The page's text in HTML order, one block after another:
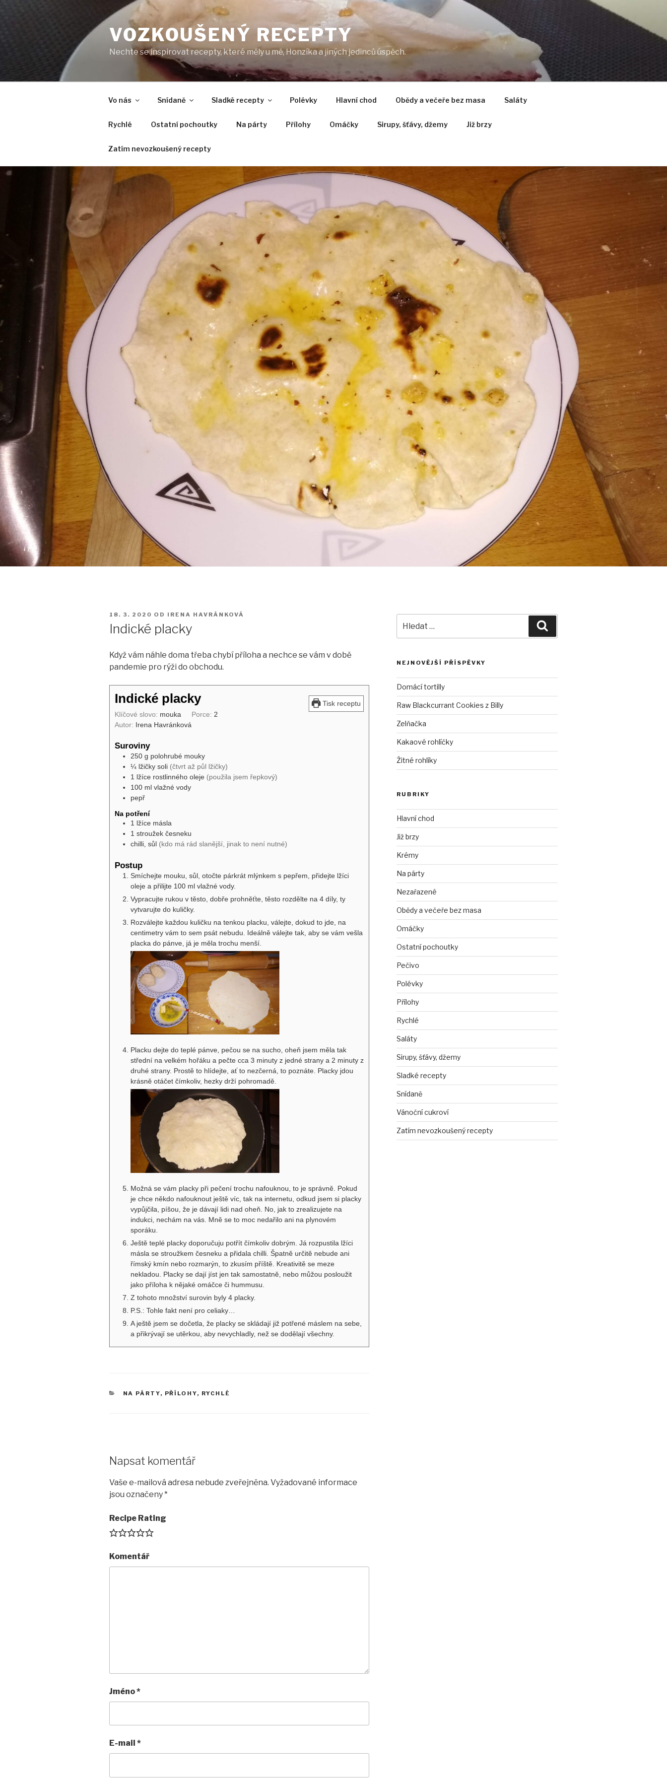
VOZKOUŠENÝ RECEPTY
Nechte se inspirovat recepty, které měly u mě, Honzíka a jiných jedinců úspěch.
Vo nás Snídaně Sladké recepty Polévky Hlavní chod Obědy a večeře bez masa Saláty
Rychlé Ostatní pochoutky Na párty Přílohy Omáčky Sirupy, šťávy, džemy Již brzy
Zatím nevozkoušený recepty
PUBLIKOVÁNO
18. 3. 2020 OD IRENA HAVRÁNKOVÁ
Indické placky
Když vám náhle doma třeba chybí příloha a nechce se vám v době
pandemie pro rýži do obchodu.
Tisk receptu
Indické placky
Klíčové slovo: mouka Porce: 2
Autor: Irena Havránková
Suroviny
250 g polohrubé mouky
¼ lžičky soli (čtvrt až půl lžičky)
1 lžíce rostlinného oleje (použila jsem řepkový)
100 ml vlažné vody
pepř
Na potření
1 lžíce másla
1 stroužek česneku
chilli, sůl (kdo má rád slanější, jinak to není nutné)
Postup
Smíchejte mouku, sůl, otočte párkrát mlýnkem s pepřem, přidejte lžíci
oleje a přilijte 100 ml vlažné vody.
Vypracujte rukou v těsto, dobře prohněťte, těsto rozdělte na 4 díly, ty
vytvarujte do kuličky.
Rozválejte každou kuličku na tenkou placku, válejte, dokud to jde, na
centimetry vám to sem psát nebudu. Ideálně válejte tak, aby se vám vešla
placka do pánve, já je měla trochu menší.
Placku dejte do teplé pánve, pečou se na sucho, oheň jsem měla tak
střední na velkém hořáku a pečte cca 3 minuty z jedné strany a 2 minuty z
druhé strany. Prostě to hlídejte, ať to nezčerná, to poznáte. Placky jdou
krásně otáčet čímkoliv, hezky drží pohromadě.
Možná se vám placky při pečení trochu nafouknou, to je správně. Pokud
je chce někdo nafouknout ještě víc, tak na internetu, odkud jsem si placky
vypůjčila, píšou, že je dávají lidi nad oheň. No, jak to zrealizujete na
indukci, nechám na vás. Mně se to moc nedařilo ani na plynovém
sporáku.
Ještě teplé placky doporučuju potřít čímkoliv dobrým. Já rozpustila lžíci
másla se stroužkem česneku a přidala chilli. Špatně určitě nebude ani
římský kmín nebo rozmarýn, to zkusím příště. Kreativitě se meze
nekladou. Placky se dají jíst jen tak samostatně, nebo můžou posloužit
jako příloha k nějaké omáčce či hummusu.
Z tohoto množství surovin byly 4 placky.
P.S.: Tohle fakt není pro celiaky…
A ještě jsem se dočetla, že placky se skládají již potřené máslem na sebe,
a přikrývají se utěrkou, aby nevychladly, než se dodělají všechny.
RUBRIKY
NA PÁRTY, PŘÍLOHY, RYCHLÉ
Napsat komentář
Vaše e-mailová adresa nebude zveřejněna. Vyžadované informace
jsou označeny*
Recipe Rating
Komentář
Jméno*
E-mail *
NEJNOVĚJŠÍ PŘÍSPĚVKY
Domácí tortilly
Raw Blackcurrant Cookies z Billy
Zelňačka
Kakaové rohlíčky
Žitné rohlíky
RUBRIKY
Hlavní chod
Již brzy
Krémy
Na párty
Nezařazené
Obědy a večeře bez masa
Omáčky
Ostatní pochoutky
Pečivo
Polévky
Přílohy
Rychlé
Saláty
Sirupy, šťávy, džemy
Sladké recepty
Snídaně
Vánoční cukroví
Zatím nevozkoušený recepty